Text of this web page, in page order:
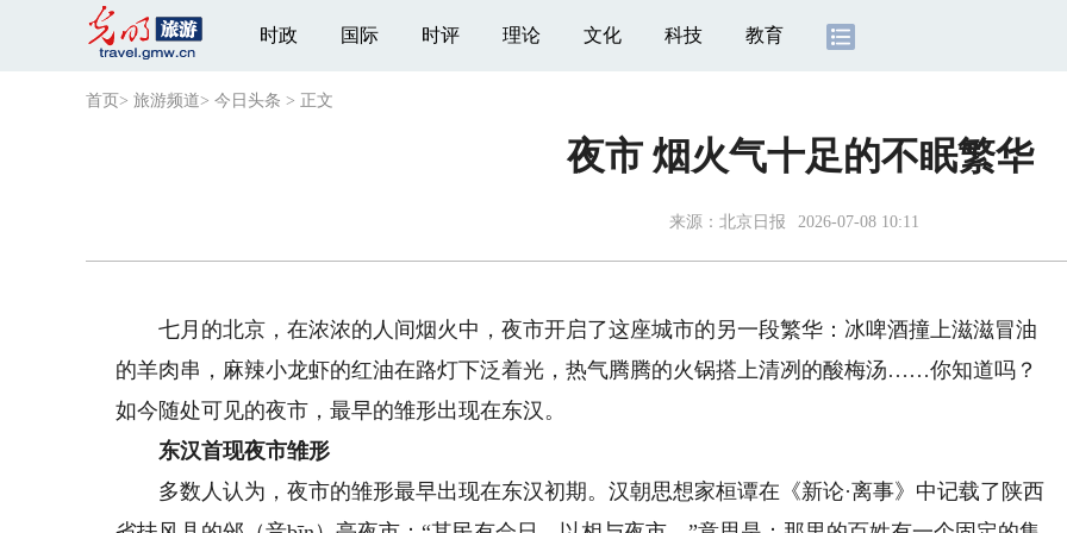
时政 国际 时评 理论 文化 科技 教育
首页 > 旅游频道> 今日头条 > 正文
夜市 烟火气十足的不眠繁华
来源： 北京日报 2026-07-08 10:11
七月的北京，在浓浓的人间烟火中，夜市开启了这座城市的另一段繁华：冰啤酒撞上滋滋冒油
的羊肉串，麻辣小龙虾的红油在路灯下泛着光，热气腾腾的火锅搭上清冽的酸梅汤……你知道吗？
如今随处可见的夜市，最早的雏形出现在东汉。
东汉首现夜市雏形
多数人认为，夜市的雏形最早出现在东汉初期。汉朝思想家桓谭在《新论·离事》中记载了陕西